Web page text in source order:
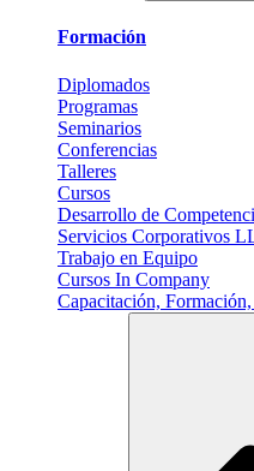
Formación
Diplomados
Programas
Seminarios
Conferencias
Talleres
Cursos
Desarrollo de
Servicios Corporativos
Trabajo en Equipo
Cursos In Company
Capacitación,